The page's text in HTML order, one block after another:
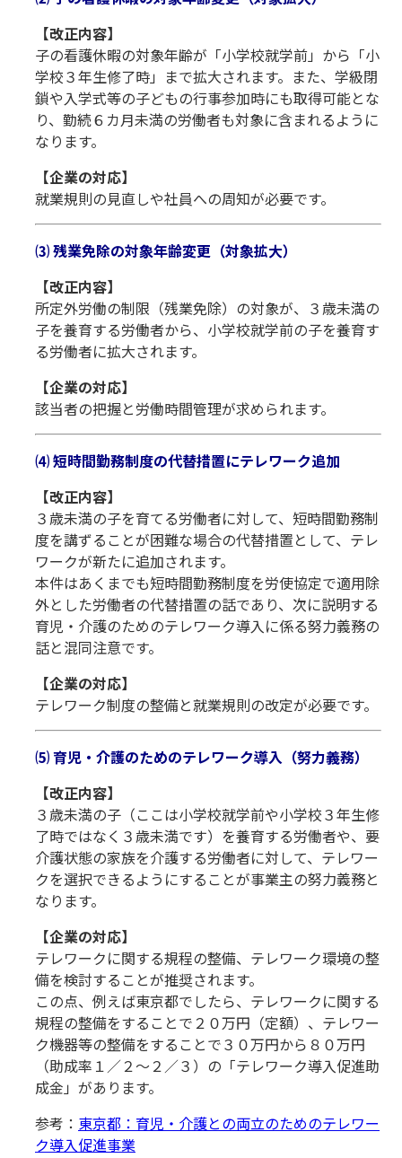
【改正内容】
子の看護休暇の対象年齢が「小学校就学前」から「小
学校３年生修了時」まで拡大されます。また、学級閉
鎖や入学式等の子どもの行事参加時にも取得可能とな
り、勤続６カ月未満の労働者も対象に含まれるように
なります。
【企業の対応】
就業規則の見直しや社員への周知が必要です。
⑶ 残業免除の対象年齢変更（対象拡大）
【改正内容】
所定外労働の制限（残業免除）の対象が、３歳未満の
子を養育する労働者から、小学校就学前の子を養育す
る労働者に拡大されます。
【企業の対応】
該当者の把握と労働時間管理が求められます。
⑷ 短時間勤務制度の代替措置にテレワーク追加
【改正内容】
３歳未満の子を育てる労働者に対して、短時間勤務制
度を講ずることが困難な場合の代替措置として、テレ
ワークが新たに追加されます。
本件はあくまでも短時間勤務制度を労使協定で適用除
外とした労働者の代替措置の話であり、次に説明する
育児・介護のためのテレワーク導入に係る努力義務の
話と混同注意です。
【企業の対応】
テレワーク制度の整備と就業規則の改定が必要です。
⑸ 育児・介護のためのテレワーク導入（努力義務）
【改正内容】
３歳未満の子（ここは小学校就学前や小学校３年生修
了時ではなく３歳未満です）を養育する労働者や、要
介護状態の家族を介護する労働者に対して、テレワー
クを選択できるようにすることが事業主の努力義務と
なります。
【企業の対応】
テレワークに関する規程の整備、テレワーク環境の整
備を検討することが推奨されます。
この点、例えば東京都でしたら、テレワークに関する
規程の整備をすることで２０万円（定額）、テレワー
ク機器等の整備をすることで３０万円から８０万円
（助成率１／２～２／３）の「テレワーク導入促進助
成金」があります。
参考： 東京都：育児・介護との両立のためのテレワー
ク導入促進事業